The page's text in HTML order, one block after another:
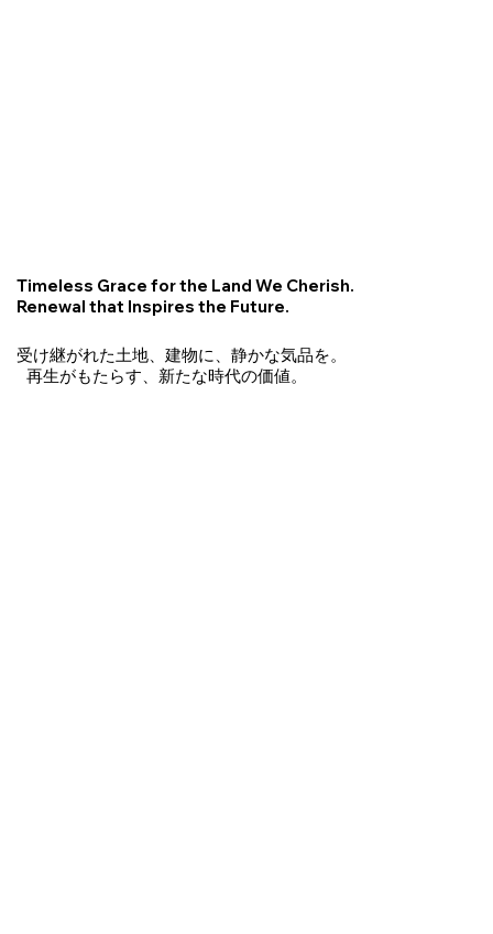
Timeless Grace for the Land We Cherish.
Renewal that Inspires the Future.
受け継がれた土地、建物に、静かな気品を。
再生がもたらす、新たな時代の価値。